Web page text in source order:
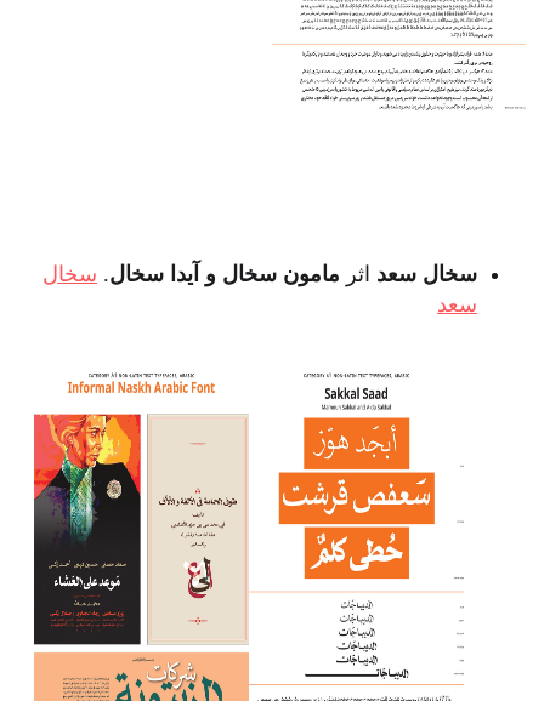
سخال سعد اثر مامون سخال و آیدا سخال. سخال
سعد